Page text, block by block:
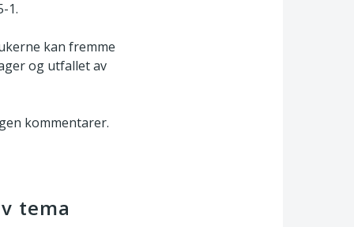
1.
kan fremme
og utfallet av
kommentarer.
tema